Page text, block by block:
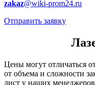
zakaz@wiki-prom24.ru
Отправить заявку
Цены могут отличаться
от объема и сложности
лист у наших менеджеров